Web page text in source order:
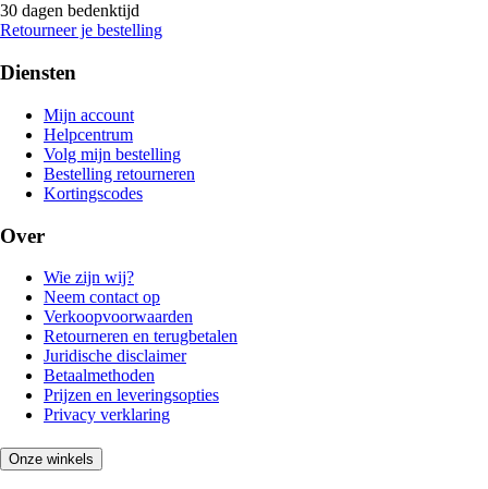
30 dagen bedenktijd
Retourneer je bestelling
Diensten
Mijn account
Helpcentrum
Volg mijn bestelling
Bestelling retourneren
Kortingscodes
Over
Wie zijn wij?
Neem contact op
Verkoopvoorwaarden
Retourneren en terugbetalen
Juridische disclaimer
Betaalmethoden
Prijzen en leveringsopties
Privacy verklaring
Onze winkels